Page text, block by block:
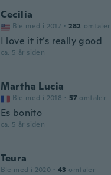
Cecilia
Ble med i 2017 · 282 omtaler
I love it it’s really good
ca. 5 år siden
Martha Lucia
Ble med i 2018 · 57 omtaler
Es bonito
ca. 5 år siden
Teura
Ble med i 2020 · 43 omtaler